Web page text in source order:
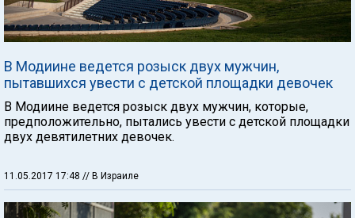
В Модиине ведется розыск двух мужчин,
пытавшихся увести с детской площадки девочек
В Модиине ведется розыск двух мужчин, которые,
предположительно, пытались увести с детской площадки
двух девятилетних девочек.
11.05.2017 17:48 // В Израиле